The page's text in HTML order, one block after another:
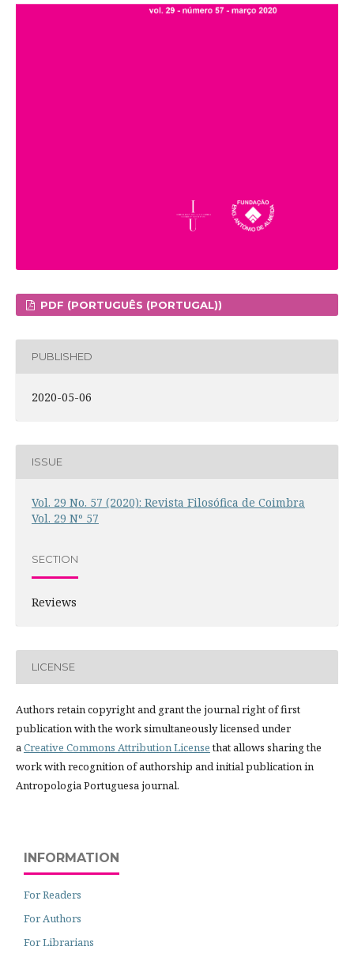
PDF (PORTUGUÊS (PORTUGAL))
PUBLISHED
2020-05-06
ISSUE
Vol. 29 No. 57 (2020): Revista Filosófica de Coimbra
Vol. 29 Nº 57
SECTION
Reviews
LICENSE
Authors retain copyright and grant the journal right of first
publication with the work simultaneously licensed under
aCreative Commons Attribution Licensethat allows sharing the
work with recognition of authorship and initial publication in
Antropologia Portuguesa journal.
INFORMATION
For Readers
For Authors
For Librarians